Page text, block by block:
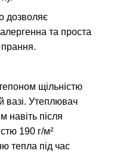
дозволяє
та проста
прання.
щільністю
вазі. Утеплювач
навіть після
190 г/м²
тепла під час